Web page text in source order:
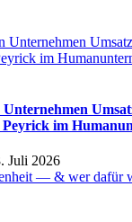
im
Juli 2026